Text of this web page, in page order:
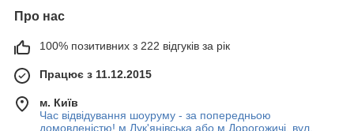
Про нас
100% позитивних з 222 відгуків за рік
Працює з 11.12.2015
м. Київ
Час відвідування шоуруму - за попередньою
домовленістю! м.Лук'янівська або м.Дорогожичі, вул.